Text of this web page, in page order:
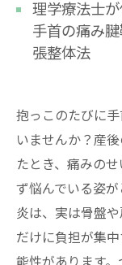
理学療法士
手首の痛み
張整体法
抱っこのたびに
いませんか？産
たとき、痛みの
ず悩んでいる姿
炎は、実は骨盤
だけに負担が集